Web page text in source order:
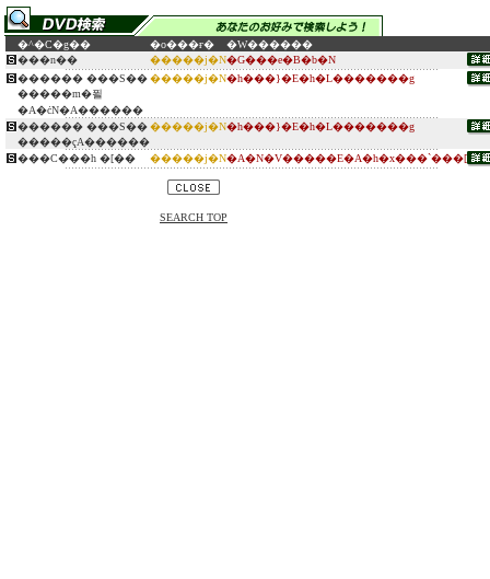
�^�C�g�� �o���ғ�
�W������
���n��
�����j�N�G���e�B�b�N
������ ���S��
�����m�푈
�A�ċN�A������
�����j�N�h���}�E�h�L�������g
������ ���S��
�����ҁA������
�����j�N�h���}�E�h�L�������g
���C���h �[�� �����j�N�A�N�V�����E�A�h�x���`���[
SEARCH TOP